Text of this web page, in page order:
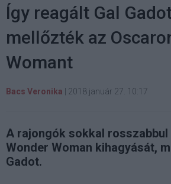
Így reagált Gal
mellőzték az
Womant
Bacs Veronika 2018 január 27. 10:17
A rajongók sokkal
Wonder Woman kihagyását,
Gadot.